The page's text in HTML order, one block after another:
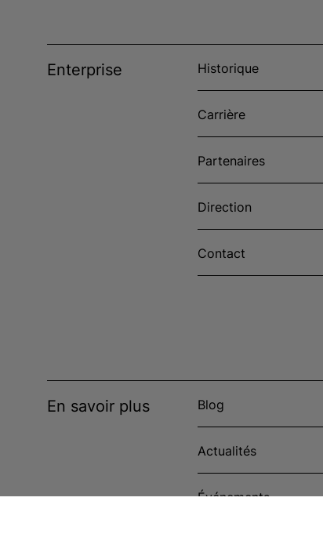
Enterprise Historique
Carrière
Partenaires
Direction
Contact
En savoir plus Blog
Actualités
Événements